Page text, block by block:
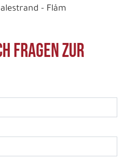
- Flåm
Fragen zur